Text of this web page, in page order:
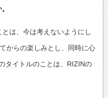
とは、今は考えないようにし
からの楽しみとし、同時に心
タイトルのことは、RIZINの